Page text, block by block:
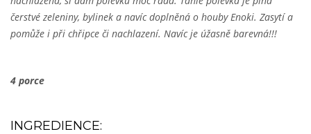
čerstvé zeleniny, bylinek a navíc doplněná o houby Enoki. Zasytí a
pomůže i při chřipce či nachlazení. Navíc je úžasně barevná!!!
4 porce
INGREDIENCE: